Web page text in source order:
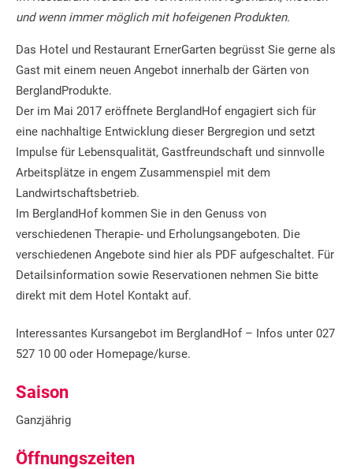
und wenn immer möglich mit hofeigenen Produkten.
Das Hotel und Restaurant ErnerGarten begrüsst Sie gerne als
Gast mit einem neuen Angebot innerhalb der Gärten von
BerglandProdukte.
Der im Mai 2017 eröffnete BerglandHof engagiert sich für
eine nachhaltige Entwicklung dieser Bergregion und setzt
Impulse für Lebensqualität, Gastfreundschaft und sinnvolle
Arbeitsplätze in engem Zusammenspiel mit dem
Landwirtschaftsbetrieb.
Im BerglandHof kommen Sie in den Genuss von
verschiedenen Therapie- und Erholungsangeboten. Die
verschiedenen Angebote sind hier als PDF aufgeschaltet. Für
Detailsinformation sowie Reservationen nehmen Sie bitte
direkt mit dem Hotel Kontakt auf.
Interessantes Kursangebot im BerglandHof – Infos unter 027
527 10 00 oder Homepage/kurse.
Saison
Ganzjährig
Öffnungszeiten